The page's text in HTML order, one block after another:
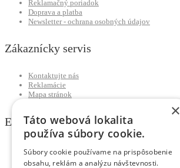
Reklamačný poriadok
Doprava a platba
Newsletter - ochrana osobných údajov
Zákaznícky servis
Kontaktujte nás
Reklamácie
Mapa stránok
Extra
Výrobcovia
Darčekové poukážky
×
Táto webová lokalita
používa súbory cookie.
Súbory cookie používame na prispôsobenie
obsahu, reklám a analýzu návštevnosti.